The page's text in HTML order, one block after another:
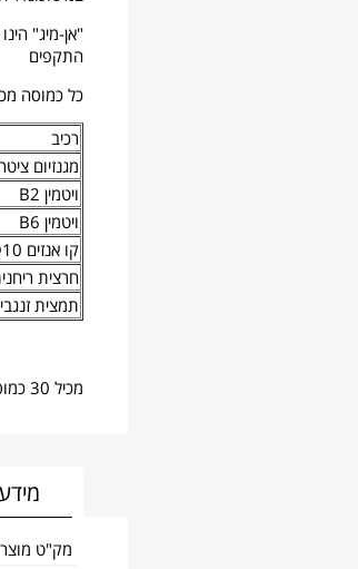
"אן-מיג"
התקפים
כל כמוסה
רכיב
מגנזיום
ויטמין B2
ויטמין B6
קו אנזים Q10
חרצית
תמצית זנגביל
מכיל 30 כמוסות
מק"ט מוצר